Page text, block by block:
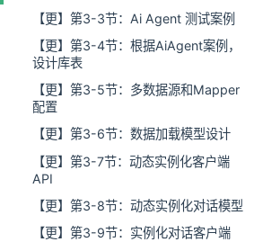
【更】第3-3节：Ai Agent 测试案例
【更】第3-4节：根据AiAgent案例，
设计库表
【更】第3-5节：多数据源和Mapper
配置
【更】第3-6节：数据加载模型设计
【更】第3-7节：动态实例化客户端
API
【更】第3-8节：动态实例化对话模型
【更】第3-9节：实例化对话客户端